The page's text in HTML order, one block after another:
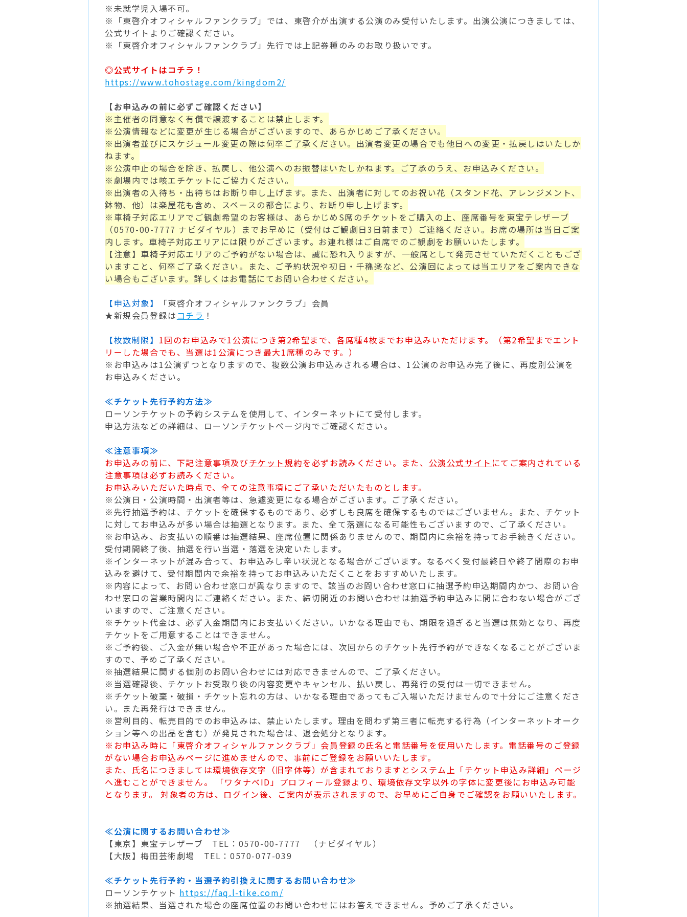
※未就学児入場不可。
※「東啓介オフィシャルファンクラブ」では、東啓介が出演する公演のみ受付いたします。出演公演につきましては、
公式サイトよりご確認ください。
※「東啓介オフィシャルファンクラブ」先行では上記券種のみのお取り扱いです。
◎公式サイトはコチラ！
https://www.tohostage.com/kingdom2/
【お申込みの前に必ずご確認ください】
※主催者の同意なく有償で譲渡することは禁止します。
※公演情報などに変更が生じる場合がございますので、あらかじめご了承ください。
※出演者並びにスケジュール変更の際は何卒ご了承ください。出演者変更の場合でも他日への変更・払戻しはいたしか
ねます。
※公演中止の場合を除き、払戻し、他公演へのお振替はいたしかねます。ご了承のうえ、お申込みください。
※劇場内では咳エチケットにご協力ください。
※出演者の入待ち・出待ちはお断り申し上げます。また、出演者に対してのお祝い花（スタンド花、アレンジメント、
鉢物、他）は楽屋花も含め、スペースの都合により、お断り申し上げます。
※車椅子対応エリアでご観劇希望のお客様は、あらかじめS席のチケットをご購入の上、座席番号を東宝テレザーブ
（0570-00-7777 ナビダイヤル）までお早めに（受付はご観劇日3日前まで）ご連絡ください。お席の場所は当日ご案
内します。車椅子対応エリアには限りがございます。お連れ様はご自席でのご観劇をお願いいたします。
【注意】車椅子対応エリアのご予約がない場合は、誠に恐れ入りますが、一般席として発売させていただくこともござ
いますこと、何卒ご了承ください。また、ご予約状況や初日・千穐楽など、公演回によっては当エリアをご案内できな
い場合もございます。詳しくはお電話にてお問い合わせください。
【申込対象】
「東啓介オフィシャルファンクラブ」会員
★新規会員登録は コチラ ！
【枚数制限】 1回のお申込みで1公演につき第2希望まで、各席種4枚までお申込みいただけます。（第2希望までエント
リーした場合でも、当選は1公演につき最大1席種のみです。）
※お申込みは1公演ずつとなりますので、複数公演お申込みされる場合は、1公演のお申込み完了後に、再度別公演を
お申込みください。
≪チケット先行予約方法≫
ローソンチケットの予約システムを使用して、インターネットにて受付します。
申込方法などの詳細は、ローソンチケットページ内でご確認ください。
≪注意事項≫
お申込みの前に、下記注意事項及びチケット規約を必ずお読みください。また、 公演公式サイト にてご案内されている
注意事項は必ずお読みください。
お申込みいただいた時点で、全ての注意事項にご了承いただいたものとします。
※公演日・公演時間・出演者等は、急遽変更になる場合がございます。ご了承ください。
※先行抽選予約は、チケットを確保するものであり、必ずしも良席を確保するものではございません。また、チケット
に対してお申込みが多い場合は抽選となります。また、全て落選になる可能性もございますので、ご了承ください。
※お申込み、お支払いの順番は抽選結果、座席位置に関係ありませんので、期間内に余裕を持ってお手続きください。
受付期間終了後、抽選を行い当選・落選を決定いたします。
※インターネットが混み合って、お申込みし辛い状況となる場合がございます。なるべく受付最終日や終了間際のお申
込みを避けて、受付期間内で余裕を持ってお申込みいただくことをおすすめいたします。
※内容によって、お問い合わせ窓口が異なりますので、該当のお問い合わせ窓口に抽選予約申込期間内かつ、お問い合
わせ窓口の営業時間内にご連絡ください。また、締切間近のお問い合わせは抽選予約申込みに間に合わない場合がござ
いますので、ご注意ください。
※チケット代金は、必ず入金期間内にお支払いください。いかなる理由でも、期限を過ぎると当選は無効となり、再度
チケットをご用意することはできません。
※ご予約後、ご入金が無い場合や不正があった場合には、次回からのチケット先行予約ができなくなることがございま
すので、予めご了承ください。
※抽選結果に関する個別のお問い合わせには対応できませんので、ご了承ください。
※当選確認後、チケットお受取り後の内容変更やキャンセル、払い戻し、再発行の受付は一切できません。
※チケット破棄・破損・チケット忘れの方は、いかなる理由であってもご入場いただけませんので十分にご注意くださ
い。また再発行はできません。
※営利目的、転売目的でのお申込みは、禁止いたします。理由を問わず第三者に転売する行為（インターネットオーク
ション等への出品を含む）が発見された場合は、退会処分となります。
※お申込み時に「東啓介オフィシャルファンクラブ」会員登録の氏名と電話番号を使用いたします。電話番号のご登録
がない場合お申込みページに進めませんので、事前にご登録をお願いいたします。
また、氏名につきましては環境依存文字（旧字体等）が含まれておりますとシステム上「チケット申込み詳細」ページ
へ進むことができません。 「ワタナベID」プロフィール登録より、環境依存文字以外の字体に変更後にお申込み可能
となります。 対象者の方は、ログイン後、ご案内が表示されますので、お早めにご自身でご確認をお願いいたします。
≪公演に関するお問い合わせ≫
【東京】東宝テレザーブ TEL：0570-00-7777 （ナビダイヤル）
【大阪】梅田芸術劇場 TEL：0570-077-039
≪チケット先行予約・当選予約引換えに関するお問い合わせ≫
ローソンチケット https://faq.l-tike.com/
※抽選結果、当選された場合の座席位置のお問い合わせにはお答えできません。予めご了承ください。